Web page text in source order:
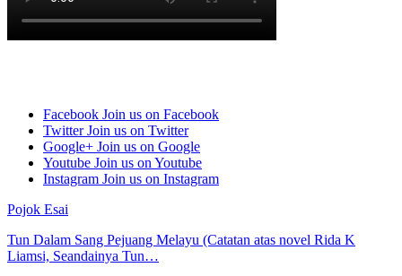
Facebook Join us on Facebook
Twitter Join us on Twitter
Google+ Join us on Google
Youtube Join us on Youtube
Instagram Join us on Instagram
Pojok Esai
Tun Dalam Sang Pejuang Melayu (Catatan atas novel Rida K
Liamsi, Seandainya Tun…